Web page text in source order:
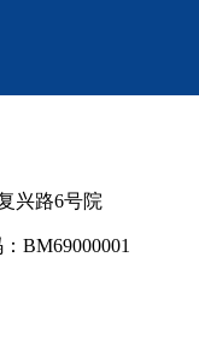
兴路6号院
BM69000001